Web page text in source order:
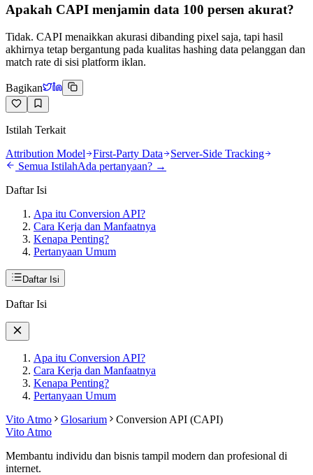
Apakah CAPI menjamin data 100 persen akurat?
Tidak. CAPI menaikkan akurasi dibanding pixel saja, tapi hasil
akhirnya tetap bergantung pada kualitas hashing data pelanggan dan
match rate di sisi platform iklan.
Bagikan
Istilah Terkait
Attribution Model
First-Party Data
Server-Side Tracking
Semua IstilahAda pertanyaan? →
Daftar Isi
Apa itu Conversion API?
Cara Kerja dan Manfaatnya
Kenapa Penting?
Pertanyaan Umum
Daftar Isi
Daftar Isi
Apa itu Conversion API?
Cara Kerja dan Manfaatnya
Kenapa Penting?
Pertanyaan Umum
Vito Atmo
Glosarium
Conversion API (CAPI)
Vito Atmo
Membantu individu dan bisnis tampil modern dan profesional di
internet.